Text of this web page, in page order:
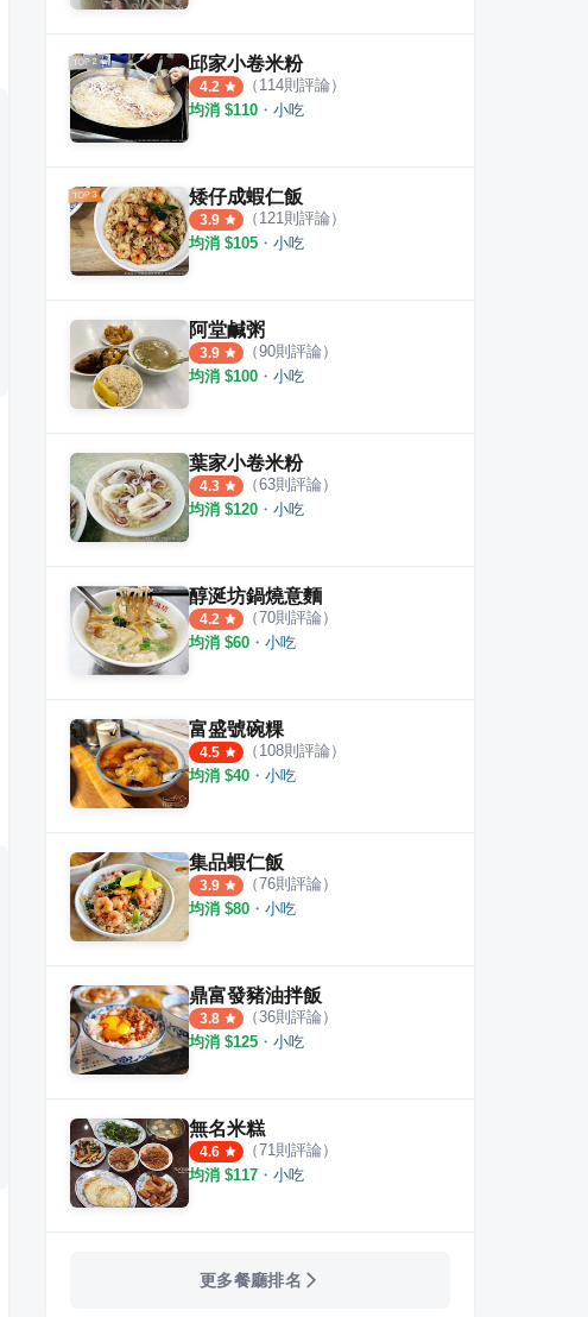
國華街肉燥飯
26則評論
開元路無名虱目魚、肉燥飯
4.2 ·54
邱家小卷米粉
4.2 （ 114則評論）
均消 $110 ・ 小吃
矮仔成蝦仁飯
3.9 （ 121則評論）
均消 $105 ・ 小吃
阿堂鹹粥
3.9 （90則評論）
均消 $100 ・ 小吃
葉家小卷米粉
4.3 （63則評論）
均消 $120 ・ 小吃
醇涎坊鍋燒意麵
4.2 （70則評論）
均消 $60 ・ 小吃
富盛號碗粿
4.5 （ 108則評論）
均消 $40 ・ 小吃
集品蝦仁飯
3.9 （76則評論）
均消 $80 ・ 小吃
鼎富發豬油拌飯
3.8 （36則評論）
均消 $125 ・ 小吃
無名米糕
4.6 （71則評論）
均消 $117 ・ 小吃
更多餐廳排名